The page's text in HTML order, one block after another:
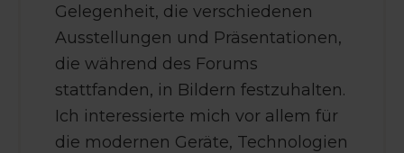
Gelegenheit, die verschiedenen
Ausstellungen und Präsentationen,
die während des Forums
stattfanden, in Bildern festzuhalten.
Ich interessierte mich vor allem für
die modernen Geräte, Technologien